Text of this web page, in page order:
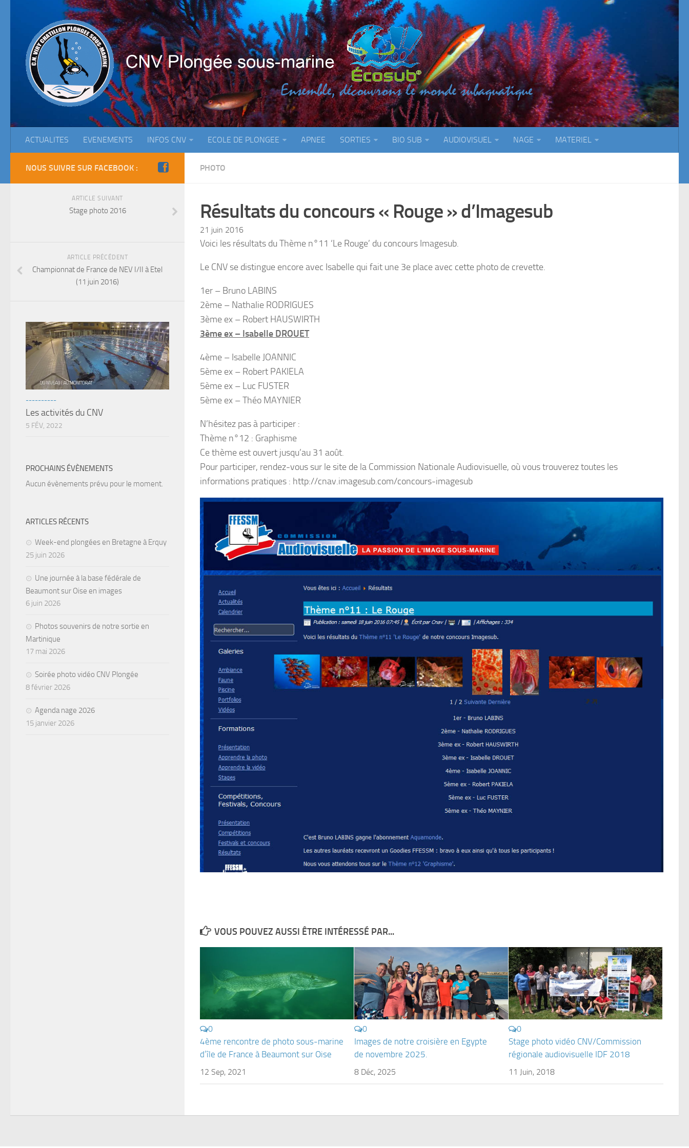
ACTUALITES EVENEMENTS INFOS CNV ECOLE DE PLONGEE APNEE SORTIES BIO SUB AUDIOVISUEL NAGE MATERIEL
PHOTO
Résultats du concours « Rouge » d’Imagesub
21 juin 2016
Voici les résultats du Thème n°11 ‘Le Rouge’ du concours Imagesub.
Le CNV se distingue encore avec Isabelle qui fait une 3e place avec cette photo de crevette.
1er – Bruno LABINS
2ème – Nathalie RODRIGUES
3ème ex – Robert HAUSWIRTH
3ème ex – Isabelle DROUET
4ème – Isabelle JOANNIC
5ème ex – Robert PAKIELA
5ème ex – Luc FUSTER
5ème ex – Théo MAYNIER
N’hésitez pas à participer :
Thème n°12 : Graphisme
Ce thème est ouvert jusqu’au 31 août.
Pour participer, rendez-vous sur le site de la Commission Nationale Audiovisuelle, où vous trouverez toutes les
informations pratiques : http://cnav.imagesub.com/concours-imagesub
VOUS POUVEZ AUSSI ÊTRE INTÉRESSÉ PAR...
0
4ème rencontre de photo sous-marine
d’île de France à Beaumont sur Oise
12 Sep, 2021
0
Images de notre croisière en Egypte
de novembre 2025.
8 Déc, 2025
0
Stage photo vidéo CNV/Commission
régionale audiovisuelle IDF 2018
11 Juin, 2018
NOUS SUIVRE SUR FACEBOOK :
ARTICLE SUIVANT
Stage photo 2016
ARTICLE PRÉCÉDENT
Championnat de France de NEV I/II à Etel
(11 juin 2016)
----------
Les activités du CNV
5 FÉV, 2022
PROCHAINS ÉVÈNEMENTS
Aucun évènements prévu pour le moment.
ARTICLES RÉCENTS
Week-end plongées en Bretagne à Erquy
25 juin 2026
Une journée à la base fédérale de
Beaumont sur Oise en images
6 juin 2026
Photos souvenirs de notre sortie en
Martinique
17 mai 2026
Soirée photo vidéo CNV Plongée
8 février 2026
Agenda nage 2026
15 janvier 2026